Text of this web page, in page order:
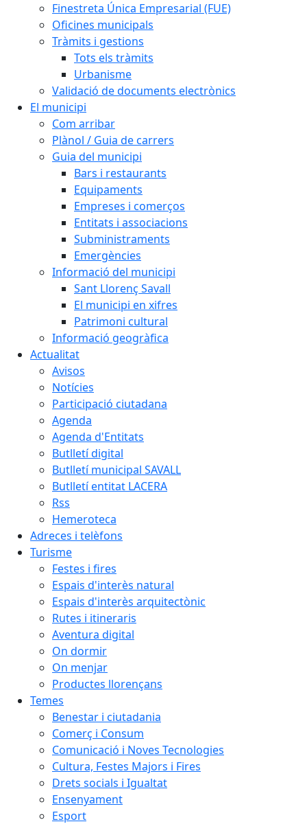
Finestreta Única Empresarial (FUE)
Oficines municipals
Tràmits i gestions
Tots els tràmits
Urbanisme
Validació de documents electrònics
El municipi
Com arribar
Plànol / Guia de carrers
Guia del municipi
Bars i restaurants
Equipaments
Empreses i comerços
Entitats i associacions
Subministraments
Emergències
Informació del municipi
Sant Llorenç Savall
El municipi en xifres
Patrimoni cultural
Informació geogràfica
Actualitat
Avisos
Notícies
Participació ciutadana
Agenda
Agenda d'Entitats
Butlletí digital
Butlletí municipal SAVALL
Butlletí entitat LACERA
Rss
Hemeroteca
Adreces i telèfons
Turisme
Festes i fires
Espais d'interès natural
Espais d'interès arquitectònic
Rutes i itineraris
Aventura digital
On dormir
On menjar
Productes llorençans
Temes
Benestar i ciutadania
Comerç i Consum
Comunicació i Noves Tecnologies
Cultura, Festes Majors i Fires
Drets socials i Igualtat
Ensenyament
Esport